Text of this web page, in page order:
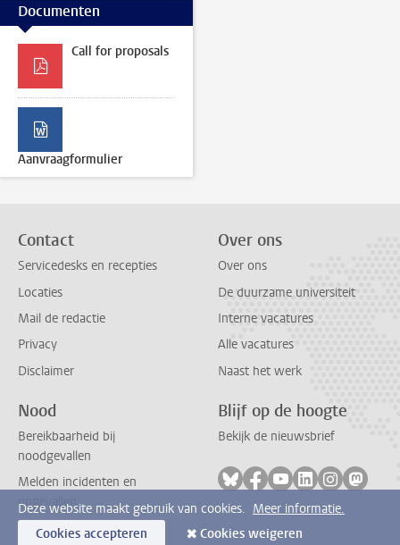
Documenten
Call for proposals
Aanvraagformulier
Contact
Servicedesks en recepties
Locaties
Mail de redactie
Privacy
Disclaimer
Over ons
Over ons
De duurzame universiteit
Interne vacatures
Alle vacatures
Naast het werk
Nood
Bereikbaarheid bij
noodgevallen
Melden incidenten en
ongevallen
Blijf op de hoogte
Bekijk de nieuwsbrief
Volg ons op bluesky
Volg ons op facebook
Volg ons op
Volg ons op
Volg ons
Volg
Deze website maakt gebruik van cookies. Meer informatie.
Cookies accepteren
Cookies weigeren